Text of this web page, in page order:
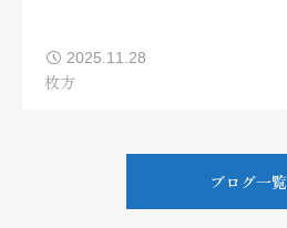
2025.11.28
枚方
ブログ一覧